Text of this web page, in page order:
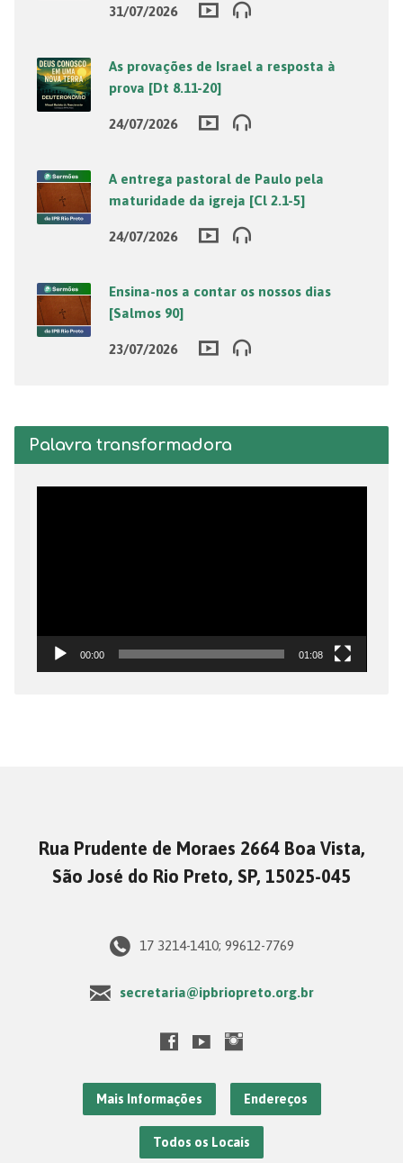
31/07/2026
As provações de Israel a resposta à
prova [Dt 8.11-20]
24/07/2026
A entrega pastoral de Paulo pela
maturidade da igreja [Cl 2.1-5]
24/07/2026
Ensina-nos a contar os nossos dias
[Salmos 90]
23/07/2026
Palavra transformadora
00:00 01:08
Rua Prudente de Moraes 2664 Boa Vista,
São José do Rio Preto, SP, 15025-045
17 3214-1410; 99612-7769
secretaria@ipbriopreto.org.br
Mais Informações Endereços
Todos os Locais